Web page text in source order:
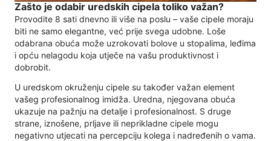
Zašto je odabir uredskih cipela toliko važan?
Provodite 8 sati dnevno ili više na poslu – vaše cipele moraju
biti ne samo elegantne, već prije svega udobne. Loše
odabrana obuća može uzrokovati bolove u stopalima, leđima
i opću nelagodu koja utječe na vašu produktivnost i
dobrobit.
U uredskom okruženju cipele su također važan element
vašeg profesionalnog imidža. Uredna, njegovana obuća
ukazuje na pažnju na detalje i profesionalnost. S druge
strane, iznošene, prljave ili neprikladne cipele mogu
negativno utjecati na percepciju kolega i nadređenih o vama.